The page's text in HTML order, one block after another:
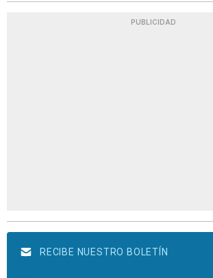
PUBLICIDAD
RECIBE NUESTRO BOLETÍN